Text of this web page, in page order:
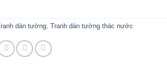
dán tường, Tranh dán tường thác nước